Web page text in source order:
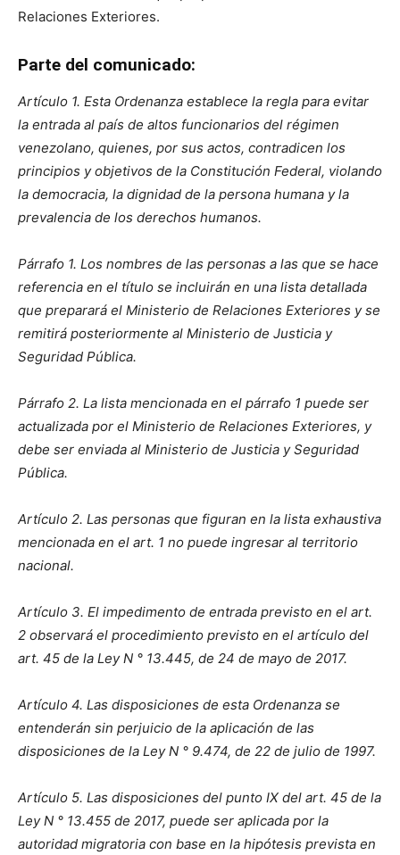
Relaciones Exteriores.
Parte del comunicado:
Artículo 1. Esta Ordenanza establece la regla para evitar
la entrada al país de altos funcionarios del régimen
venezolano, quienes, por sus actos, contradicen los
principios y objetivos de la Constitución Federal, violando
la democracia, la dignidad de la persona humana y la
prevalencia de los derechos humanos.
Párrafo 1. Los nombres de las personas a las que se hace
referencia en el título se incluirán en una lista detallada
que preparará el Ministerio de Relaciones Exteriores y se
remitirá posteriormente al Ministerio de Justicia y
Seguridad Pública.
Párrafo 2. La lista mencionada en el párrafo 1 puede ser
actualizada por el Ministerio de Relaciones Exteriores, y
debe ser enviada al Ministerio de Justicia y Seguridad
Pública.
Artículo 2. Las personas que figuran en la lista exhaustiva
mencionada en el art. 1 no puede ingresar al territorio
nacional.
Artículo 3. El impedimento de entrada previsto en el art.
2 observará el procedimiento previsto en el artículo del
art. 45 de la Ley N ° 13.445, de 24 de mayo de 2017.
Artículo 4. Las disposiciones de esta Ordenanza se
entenderán sin perjuicio de la aplicación de las
disposiciones de la Ley N ° 9.474, de 22 de julio de 1997.
Artículo 5. Las disposiciones del punto IX del art. 45 de la
Ley N ° 13.455 de 2017, puede ser aplicada por la
autoridad migratoria con base en la hipótesis prevista en